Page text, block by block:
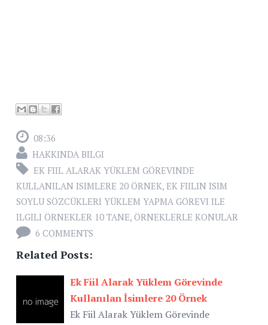
08:36
HAKKINDA BILGI
EK FIIL ALARAK YÜKLEM GÖREVINDE
KULLANILAN ISIMLERE 20 ÖRNEK, EK FIILIN ISIM
SOYLU SÖZCÜKLERI YÜKLEM YAPMA GÖREVI ILE
ILGILI ÖRNEKLER 10 TANE, ÖRNEKLERLE KONULAR
6 COMMENTS
Related Posts:
Ek Fiil Alarak Yüklem Görevinde
Kullanılan İsimlere 20 Örnek
Ek Fiil Alarak Yüklem Görevinde